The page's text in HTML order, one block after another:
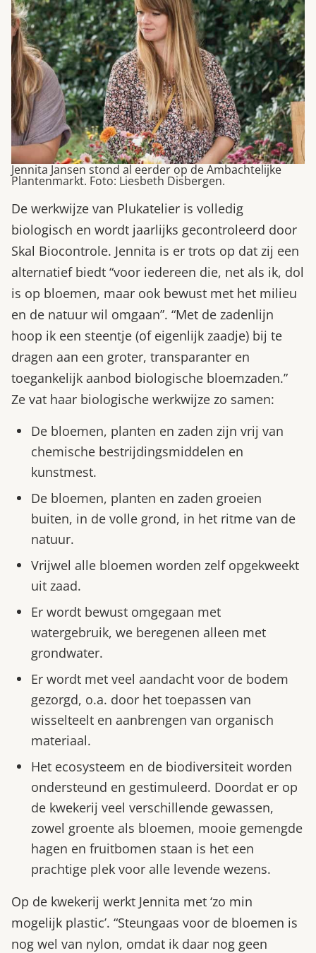
Jennita Jansen stond al eerder op de Ambachtelijke
Plantenmarkt. Foto: Liesbeth Disbergen.
De werkwijze van Plukatelier is volledig
biologisch en wordt jaarlijks gecontroleerd door
Skal Biocontrole. Jennita is er trots op dat zij een
alternatief biedt “voor iedereen die, net als ik, dol
is op bloemen, maar ook bewust met het milieu
en de natuur wil omgaan”. “Met de zadenlijn
hoop ik een steentje (of eigenlijk zaadje) bij te
dragen aan een groter, transparanter en
toegankelijk aanbod biologische bloemzaden.”
Ze vat haar biologische werkwijze zo samen:
De bloemen, planten en zaden zijn vrij van
chemische bestrijdingsmiddelen en
kunstmest.
De bloemen, planten en zaden groeien
buiten, in de volle grond, in het ritme van de
natuur.
Vrijwel alle bloemen worden zelf opgekweekt
uit zaad.
Er wordt bewust omgegaan met
watergebruik, we beregenen alleen met
grondwater.
Er wordt met veel aandacht voor de bodem
gezorgd, o.a. door het toepassen van
wisselteelt en aanbrengen van organisch
materiaal.
Het ecosysteem en de biodiversiteit worden
ondersteund en gestimuleerd. Doordat er op
de kwekerij veel verschillende gewassen,
zowel groente als bloemen, mooie gemengde
hagen en fruitbomen staan is het een
prachtige plek voor alle levende wezens.
Op de kwekerij werkt Jennita met ‘zo min
mogelijk plastic’. “Steungaas voor de bloemen is
nog wel van nylon, omdat ik daar nog geen